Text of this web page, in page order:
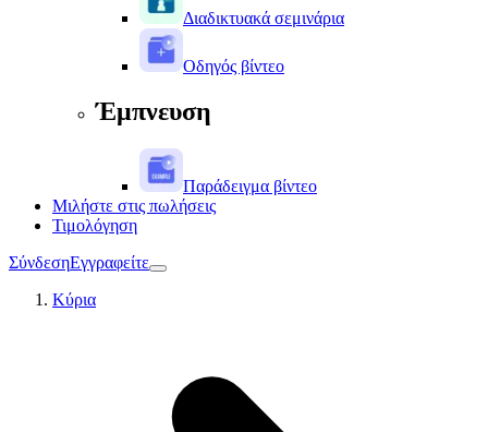
Διαδικτυακά σεμινάρια
Οδηγός βίντεο
Έμπνευση
Παράδειγμα βίντεο
Μιλήστε στις πωλήσεις
Τιμολόγηση
ΣύνδεσηΕγγραφείτε
Κύρια